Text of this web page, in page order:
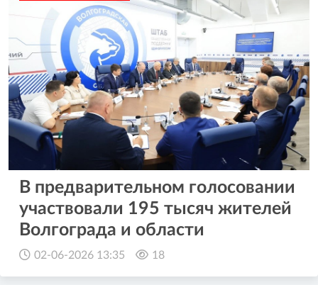
В предварительном голосовании
участвовали 195 тысяч жителей
Волгограда и области
02-06-2026 13:35 18